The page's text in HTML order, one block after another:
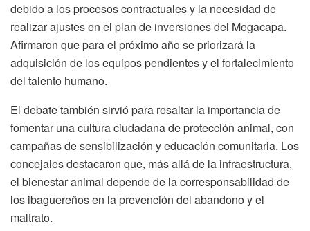
debido a los procesos contractuales y la necesidad de
realizar ajustes en el plan de inversiones del Megacapa.
Afirmaron que para el próximo año se priorizará la
adquisición de los equipos pendientes y el fortalecimiento
del talento humano.
El debate también sirvió para resaltar la importancia de
fomentar una cultura ciudadana de protección animal, con
campañas de sensibilización y educación comunitaria. Los
concejales destacaron que, más allá de la infraestructura,
el bienestar animal depende de la corresponsabilidad de
los ibaguereños en la prevención del abandono y el
maltrato.